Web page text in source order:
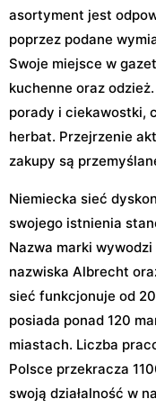
asortyment jest
poprzez podane
Swoje miejsce w
kuchenne oraz
porady i ciekawostki,
herbat. Przejrzenie
zakupy są
Niemiecka sieć
swojego istnienia
Nazwa marki
nazwiska Albrecht
sieć funkcjonuje od
posiada ponad 120
miastach. Liczba
Polsce przekracza
swoją działalność w